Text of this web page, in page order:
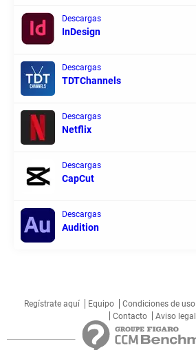
Descargas
InDesign
Descargas
TDTChannels
Descargas
Netflix
Descargas
CapCut
Descargas
Audition
Regístrate aquí Equipo Condiciones de uso
Contacto
Aviso legal